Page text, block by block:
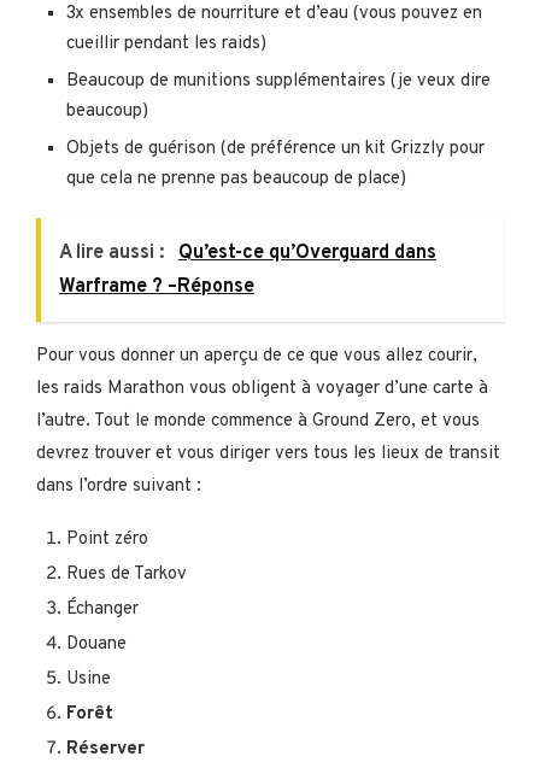
3x ensembles de nourriture et d’eau (vous pouvez en
cueillir pendant les raids)
Beaucoup de munitions supplémentaires (je veux dire
beaucoup)
Objets de guérison (de préférence un kit Grizzly pour
que cela ne prenne pas beaucoup de place)
A lire aussi :
Qu’est-ce qu’Overguard dans
Warframe ? –Réponse
Pour vous donner un aperçu de ce que vous allez courir,
les raids Marathon vous obligent à voyager d’une carte à
l’autre. Tout le monde commence à Ground Zero, et vous
devrez trouver et vous diriger vers tous les lieux de transit
dans l’ordre suivant :
Point zéro
Rues de Tarkov
Échanger
Douane
Usine
Forêt
Réserver